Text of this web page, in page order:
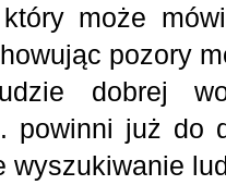
może
pozory
dobrej
powinni już do
wyszukiwanie